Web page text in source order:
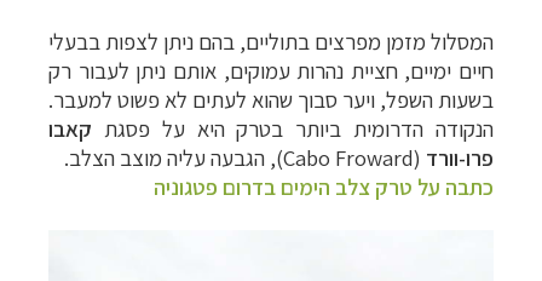
המסלול מזמן מפרצים בתוליים, בהם ניתן לצפות בבעלי
חיים ימיים, חציית נהרות עמוקים, אותם ניתן לעבור רק
בשעות השפל, ויער סבוך שהוא לעתים לא פשוט למעבר.
הנקודה הדרומית ביותר בטרק היא על פסגת קאבו
פרו-וורד (Cabo Froward), הגבעה עליה מוצב הצלב.
כתבה על טרק צלב הימים בדרום פטגוניה